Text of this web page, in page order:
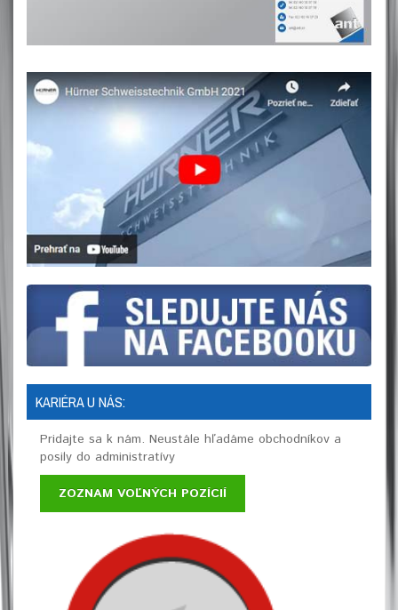
KARIÉRA U NÁS:
Pridajte sa k nám. Neustále hľadáme obchodníkov a
posily do administratívy
ZOZNAM VOĽNÝCH POZÍCIÍ